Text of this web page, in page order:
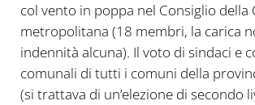
col vento in poppa nel Consiglio della
metropolitana (18 membri, la carica
indennità alcuna). Il voto di sindaci e
comunali di tutti i comuni della
(si trattava di un’elezione di secondo